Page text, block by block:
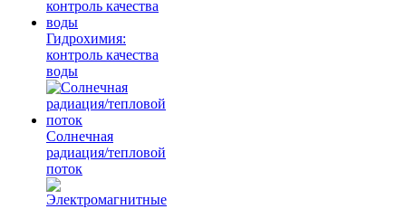
Гидрохимия:
контроль качества
воды
Солнечная
радиация/тепловой
поток